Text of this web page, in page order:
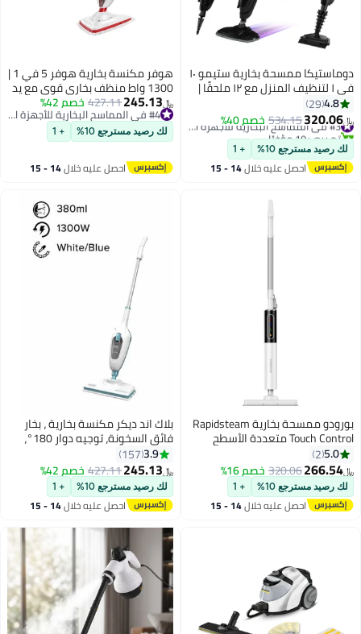
دوماستيكا ممسحة بخارية ستيمو ١٠
في ١ لتنظيف المنزل مع ١٢ ملحقًا |
لتنظيف الأرضيات مع بخار فائق
الحرارة، وسادة من الألياف الدقيقة،
خالية من المواد الكيميائية، آمنة
على جميع الأرضيات المغلقة
4.8
29
﷼‏320.06
534.15خصم 40%
تم بيع +10 مؤخرًا
لك رصيد مسترجع 10% + 1
احصل عليه خلال 14 - 15
هوفر مكنسة بخارية هوفر 5 في 1 |
1300 واط منظف بخاري قوي مع يد
قابلة للفصل، تصميم خفيف الوزن،
أدوات تنظيف متعددة الاستخدامات
SM2-ME
﷼‏245.13
427.11خصم 42%
#4 في المماسح البخارية للأجهزة الصغيرة
لك رصيد مسترجع 10% + 1
احصل عليه خلال 14 - 15
بورودو ممسحة بخارية Rapidsteam
Touch Control متعددة الأسطح
(خشب/بلاط/سجاد)، تسخين سريع
خلال 15 ثانية، خزان مياه قابل للفصل
سعة 350 مل، بخار عالي الطاقة
1200 واط، تغطية كاملة - أبيض
5.0
2
﷼‏266.54
320.06خصم 16%
لك رصيد مسترجع 10% + 1
احصل عليه خلال 14 - 15
بلاك اند ديكر مكنسة بخارية ، بخار
فائق السخونة، توجيه دوار 180°،
وسادة ميكروفايبر، كابل 4 أمتار، آة
لجميع الأرضيات المغلقة، للاستخدام
الزلي والمكتبي، صديقة للبيئة،
1300 W FSM13E1-B5 أبيض/أزرق
3.9
157
﷼‏245.13
427.11خصم 42%
لك رصيد مسترجع 10% + 1
احصل عليه خلال 14 - 15